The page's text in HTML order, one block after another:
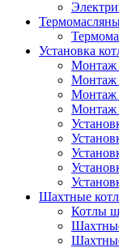
Установка
Монтаж
Монтаж
Монтаж
Монтаж
Шахтные
Котлы